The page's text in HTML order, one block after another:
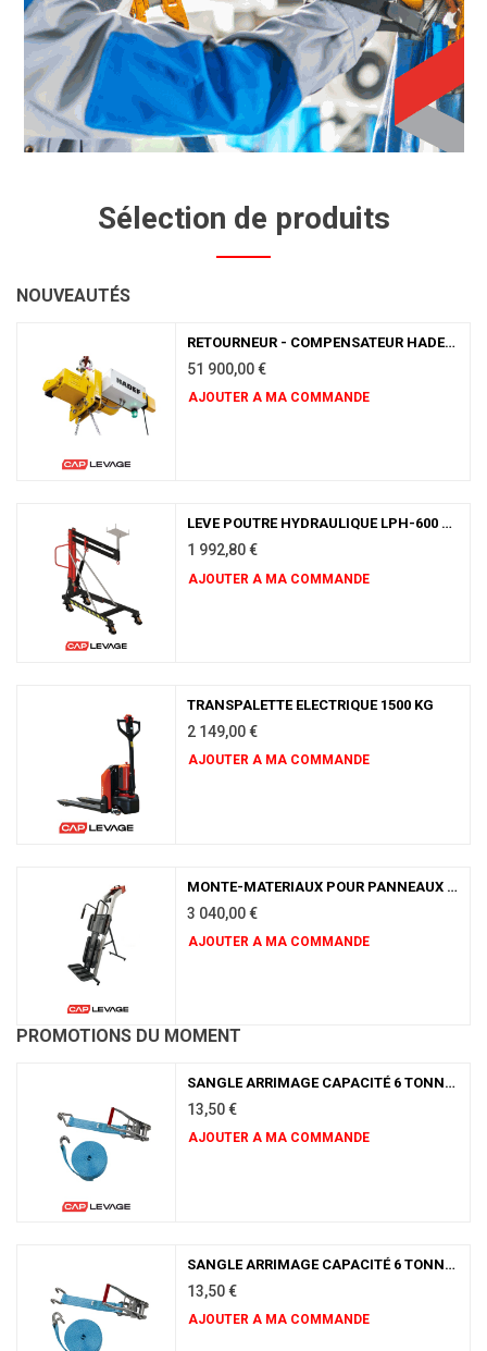
Sélection de produits
NOUVEAUTÉS
RETOURNEUR - COMPENSATEUR HADEF 67/19 AT10 CMU 10 TONNES
51 900,00€
AJOUTER A MA COMMANDE
LEVE POUTRE HYDRAULIQUE LPH-600 CMU 0.6 TONNE
1 992,80€
AJOUTER A MA COMMANDE
TRANSPALETTE ELECTRIQUE 1500 KG
2 149,00€
AJOUTER A MA COMMANDE
MONTE-MATERIAUX POUR PANNEAUX SOLAIRES DRIVER 100 KG INCLINE LONGUEUR 9 ML
3 040,00€
AJOUTER A MA COMMANDE
PROMOTIONS DU MOMENT
SANGLE ARRIMAGE CAPACITÉ 6 TONNES 9 MÈTRES ÉQUIPÉ DE CROCHETS DOIGTS RAPPROCHÉS
13,50€
AJOUTER A MA COMMANDE
SANGLE ARRIMAGE CAPACITÉ 6 TONNES 9 MÈTRES ÉQUIPÉ DE CROCHETS DOIGTS ÉCARTÉS
13,50€
AJOUTER A MA COMMANDE